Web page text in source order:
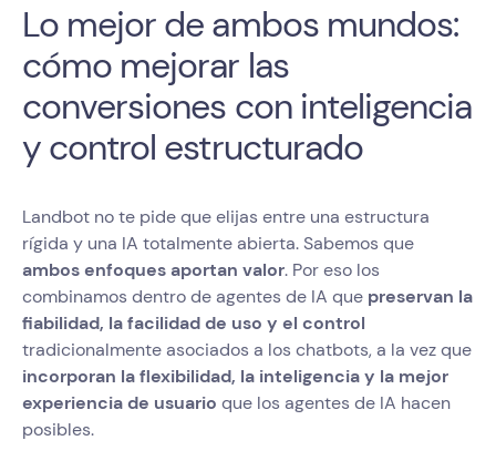
Lo mejor de ambos mundos:
cómo mejorar las
conversiones con inteligencia
y control estructurado
Landbot no te pide que elijas entre una estructura
rígida y una IA totalmente abierta. Sabemos que
ambos enfoques aportan valor. Por eso los
combinamos dentro de agentes de IA que preservan la
fiabilidad, la facilidad de uso y el control
tradicionalmente asociados a los chatbots, a la vez que
incorporan la flexibilidad, la inteligencia y la mejor
experiencia de usuario que los agentes de IA hacen
posibles.